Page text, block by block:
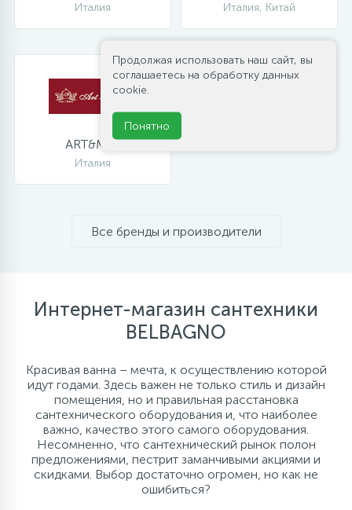
Италия Италия, Китай
ART&MAX
Италия
Все бренды и производители
Интернет-магазин сантехники
BELBAGNO
Красивая ванна – мечта, к осуществлению которой
идут годами. Здесь важен не только стиль и дизайн
помещения, но и правильная расстановка
сантехнического оборудования и, что наиболее
важно, качество этого самого оборудования.
Несомненно, что сантехнический рынок полон
предложениями, пестрит заманчивыми акциями и
скидками. Выбор достаточно огромен, но как не
ошибиться?
Продолжая использовать наш сайт, вы
соглашаетесь на обработку данных
cookie.
Понятно